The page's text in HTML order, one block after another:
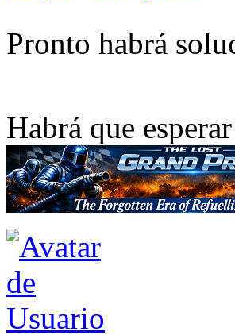
Pronto habrá
Habrá que